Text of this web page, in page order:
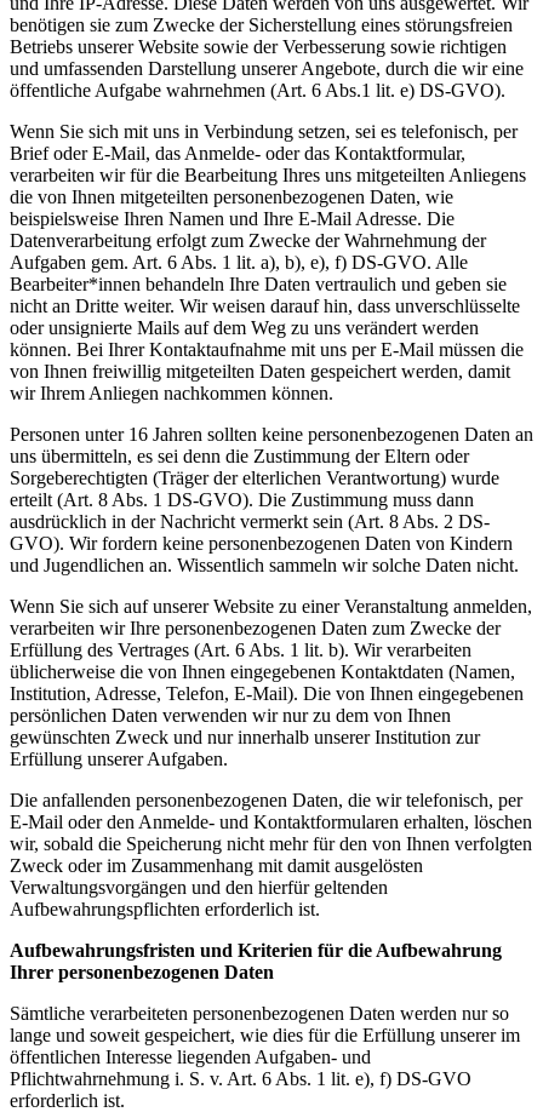
benötigen sie zum Zwecke der Sicherstellung eines störungsfreien
Betriebs unserer Website sowie der Verbesserung sowie richtigen
und umfassenden Darstellung unserer Angebote, durch die wir eine
öffentliche Aufgabe wahrnehmen (Art. 6 Abs.1 lit. e) DS-GVO).
Wenn Sie sich mit uns in Verbindung setzen, sei es telefonisch, per
Brief oder E-Mail, das Anmelde- oder das Kontaktformular,
verarbeiten wir für die Bearbeitung Ihres uns mitgeteilten Anliegens
die von Ihnen mitgeteilten personenbezogenen Daten, wie
beispielsweise Ihren Namen und Ihre E-Mail Adresse. Die
Datenverarbeitung erfolgt zum Zwecke der Wahrnehmung der
Aufgaben gem. Art. 6 Abs. 1 lit. a), b), e), f) DS-GVO. Alle
Bearbeiter*innen behandeln Ihre Daten vertraulich und geben sie
nicht an Dritte weiter. Wir weisen darauf hin, dass unverschlüsselte
oder unsignierte Mails auf dem Weg zu uns verändert werden
können. Bei Ihrer Kontaktaufnahme mit uns per E-Mail müssen die
von Ihnen freiwillig mitgeteilten Daten gespeichert werden, damit
wir Ihrem Anliegen nachkommen können.
Personen unter 16 Jahren sollten keine personenbezogenen Daten an
uns übermitteln, es sei denn die Zustimmung der Eltern oder
Sorgeberechtigten (Träger der elterlichen Verantwortung) wurde
erteilt (Art. 8 Abs. 1 DS-GVO). Die Zustimmung muss dann
ausdrücklich in der Nachricht vermerkt sein (Art. 8 Abs. 2 DS-
GVO). Wir fordern keine personenbezogenen Daten von Kindern
und Jugendlichen an. Wissentlich sammeln wir solche Daten nicht.
Wenn Sie sich auf unserer Website zu einer Veranstaltung anmelden,
verarbeiten wir Ihre personenbezogenen Daten zum Zwecke der
Erfüllung des Vertrages (Art. 6 Abs. 1 lit. b). Wir verarbeiten
üblicherweise die von Ihnen eingegebenen Kontaktdaten (Namen,
Institution, Adresse, Telefon, E-Mail). Die von Ihnen eingegebenen
persönlichen Daten verwenden wir nur zu dem von Ihnen
gewünschten Zweck und nur innerhalb unserer Institution zur
Erfüllung unserer Aufgaben.
Die anfallenden personenbezogenen Daten, die wir telefonisch, per
E-Mail oder den Anmelde- und Kontaktformularen erhalten, löschen
wir, sobald die Speicherung nicht mehr für den von Ihnen verfolgten
Zweck oder im Zusammenhang mit damit ausgelösten
Verwaltungsvorgängen und den hierfür geltenden
Aufbewahrungspflichten erforderlich ist.
Aufbewahrungsfristen und Kriterien für die Aufbewahrung
Ihrer personenbezogenen Daten
Sämtliche verarbeiteten personenbezogenen Daten werden nur so
lange und soweit gespeichert, wie dies für die Erfüllung unserer im
öffentlichen Interesse liegenden Aufgaben- und
Pflichtwahrnehmung i. S. v. Art. 6 Abs. 1 lit. e), f) DS-GVO
erforderlich ist.